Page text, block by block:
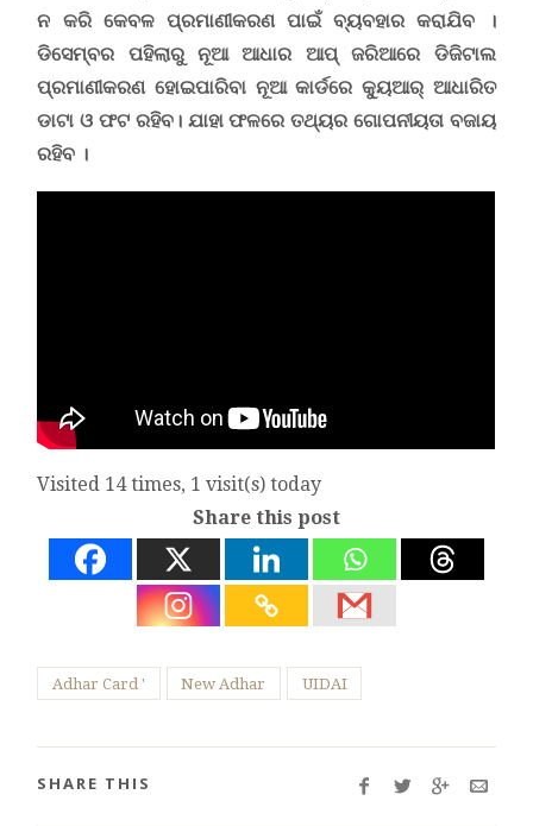
ନ କରି କେବଳ ପ୍ରମାଣୀକରଣ ପାଇଁ ବ୍ୟବହାର କରାଯିବ ।
ଡିସେମ୍ବର ପହିଲାରୁ ନୂଆ ଆଧାର ଆପ୍ ଜରିଆରେ ଡିଜିଟାଲ
ପ୍ରମାଣୀକରଣ ହୋଇପାରିବା ନୂଆ କାର୍ଡରେ କ୍ୟୁଆର୍ ଆଧାରିତ
ଡାଟା ଓ ଫଟ ରହିବ। ଯାହା ଫଳରେ ତଥ୍ୟର ଗୋପନୀୟତା ବଜାୟ
ରହିବ ।
Visited 14 times, 1 visit(s) today
Share this post
Adhar Card ' New Adhar UIDAI
SHARE THIS